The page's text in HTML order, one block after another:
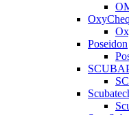
OxyCheq
Poseidon